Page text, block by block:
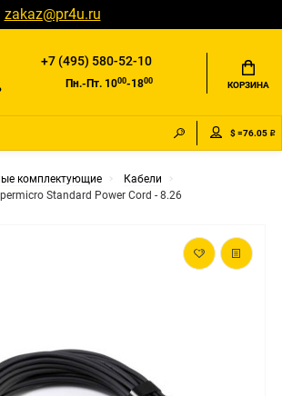
zakaz@pr4u.ru
+7 (495) 580-52-10
Пн.-Пт. 1000-1800 КОРЗИНА
$ =76.05 ₽
комплектующие
Кабели
Standard Power Cord - 8.26